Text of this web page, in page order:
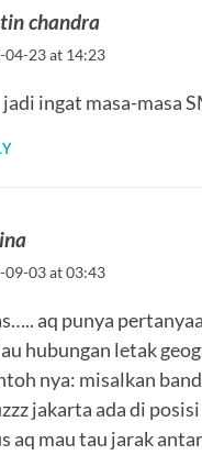
chandra
04-23 at 14:23
ingat masa-masa
09-03 at 03:43
aq punya
hubungan letak
nya: misalkan
jakarta ada di posisi
aq mau tau jarak